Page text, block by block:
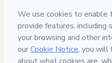
Hotmart ©2026- All rights
2026-08-07T02:20:54.003Z REF.